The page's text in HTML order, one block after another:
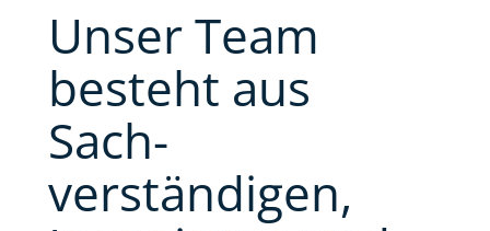
Unser Team
besteht aus
Sach­
verständigen,